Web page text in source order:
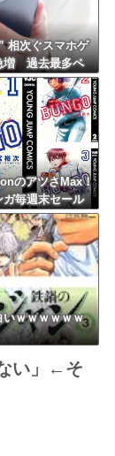
相次ぐスマホゲ
増 過去最多ペ
たれば一攫千
に
のアツさMax！
毎週末セール
2日目襲来！
ｗｗｗｗｗｗ
い」←そ